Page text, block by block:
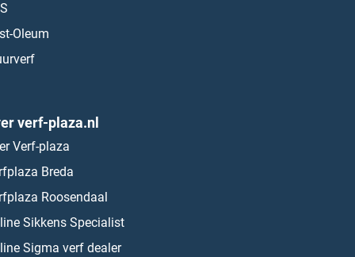
Oleum
verf-plaza.nl
Verf-plaza
Breda
Roosendaal
Sikkens Specialist
Sigma verf dealer